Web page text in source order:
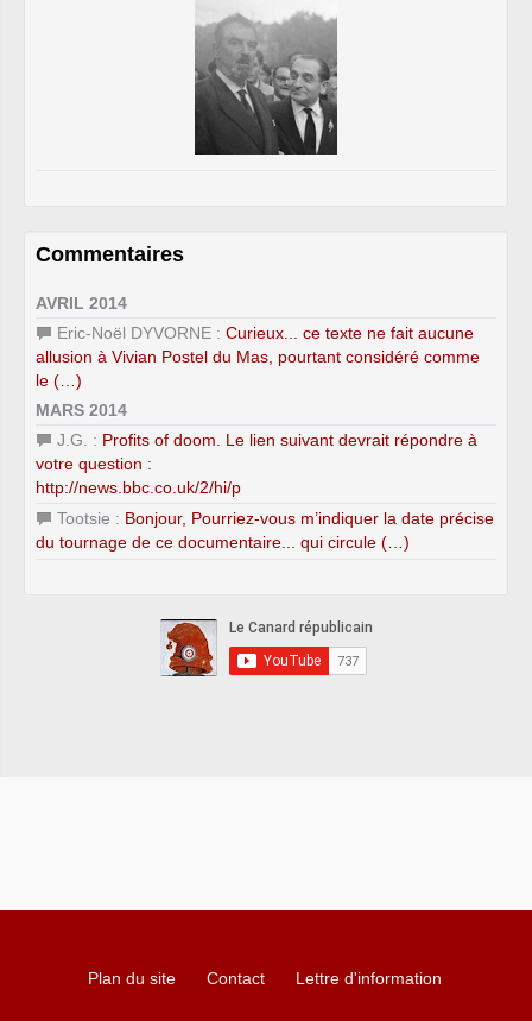
Commentaires
AVRIL 2014
Eric-Noël DYVORNE : Curieux... ce texte ne fait aucune
allusion à Vivian Postel du Mas, pourtant considéré comme
le (…)
MARS 2014
J.G. : Profits of doom. Le lien suivant devrait répondre à
votre question :
http://news.bbc.co.uk/2/hi/p
Tootsie : Bonjour, Pourriez-vous m’indiquer la date précise
du tournage de ce documentaire... qui circule (…)
Plan du site Contact Lettre d'information